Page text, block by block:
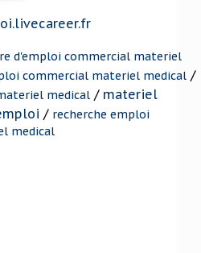
d'emploi commercial materiel
commercial materiel medical /
medical / materiel
/ recherche emploi
medical